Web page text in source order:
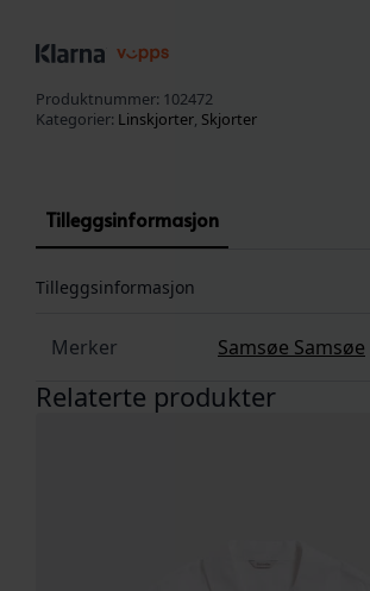
Produktnummer: 102472
Kategorier: Linskjorter, Skjorter
Tilleggsinformasjon
Tilleggsinformasjon
Merker Samsøe Samsøe
Relaterte produkter